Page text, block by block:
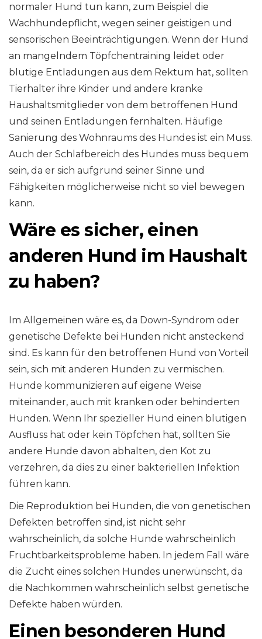
normaler Hund tun kann, zum Beispiel die
Wachhundepflicht, wegen seiner geistigen und
sensorischen Beeinträchtigungen. Wenn der Hund
an mangelndem Töpfchentraining leidet oder
blutige Entladungen aus dem Rektum hat, sollten
Tierhalter ihre Kinder und andere kranke
Haushaltsmitglieder von dem betroffenen Hund
und seinen Entladungen fernhalten. Häufige
Sanierung des Wohnraums des Hundes ist ein Muss.
Auch der Schlafbereich des Hundes muss bequem
sein, da er sich aufgrund seiner Sinne und
Fähigkeiten möglicherweise nicht so viel bewegen
kann.
Wäre es sicher, einen
anderen Hund im Haushalt
zu haben?
Im Allgemeinen wäre es, da Down-Syndrom oder
genetische Defekte bei Hunden nicht ansteckend
sind. Es kann für den betroffenen Hund von Vorteil
sein, sich mit anderen Hunden zu vermischen.
Hunde kommunizieren auf eigene Weise
miteinander, auch mit kranken oder behinderten
Hunden. Wenn Ihr spezieller Hund einen blutigen
Ausfluss hat oder kein Töpfchen hat, sollten Sie
andere Hunde davon abhalten, den Kot zu
verzehren, da dies zu einer bakteriellen Infektion
führen kann.
Die Reproduktion bei Hunden, die von genetischen
Defekten betroffen sind, ist nicht sehr
wahrscheinlich, da solche Hunde wahrscheinlich
Fruchtbarkeitsprobleme haben. In jedem Fall wäre
die Zucht eines solchen Hundes unerwünscht, da
die Nachkommen wahrscheinlich selbst genetische
Defekte haben würden.
Einen besonderen Hund